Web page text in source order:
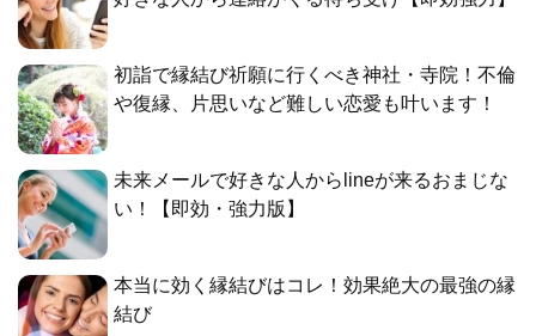
初詣で縁結び祈願に行くべき神社・寺院！不倫
や復縁、片思いなど難しい恋愛も叶います！
未来メールで好きな人からlineが来るおまじな
い！【即効・強力版】
本当に効く縁結びはコレ！効果絶大の最強の縁
結び